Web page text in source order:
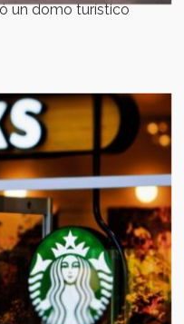
un domo turístico